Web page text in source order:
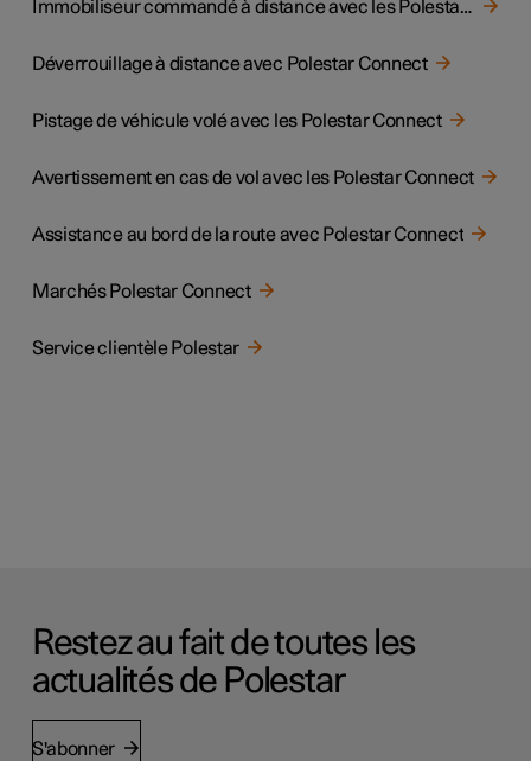
Immobiliseur commandé à distance avec les Polestar Connect
Déverrouillage à distance avec Polestar Connect
Pistage de véhicule volé avec les Polestar Connect
Avertissement en cas de vol avec les Polestar Connect
Assistance au bord de la route avec Polestar Connect
Marchés Polestar Connect
Service clientèle Polestar
Restez au fait de toutes les
actualités de Polestar
S'abonner